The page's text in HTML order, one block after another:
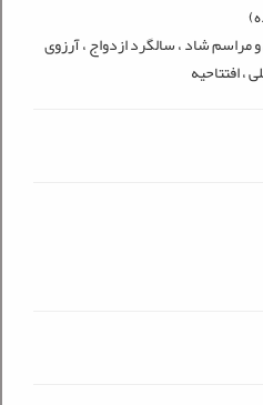
شاد ، سالگرد ازدواج ، آرزوی
، افتتاحیه